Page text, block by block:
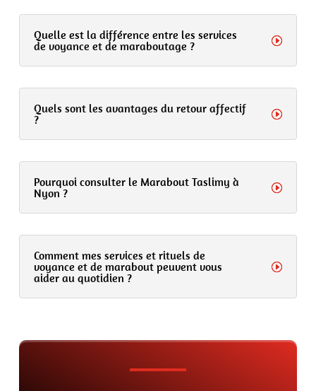
Quelle est la différence entre les services
de voyance et de maraboutage ?
Quels sont les avantages du retour affectif
?
Pourquoi consulter le Marabout Taslimy à
Nyon ?
Comment mes services et rituels de
voyance et de marabout peuvent vous
aider au quotidien ?